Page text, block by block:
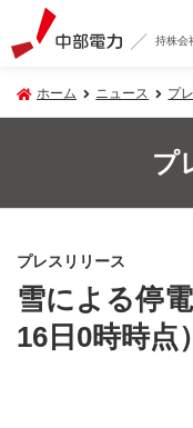
持株会
ホーム ニュース プ
プ
プレスリリース
雪による停
16日0時時点）